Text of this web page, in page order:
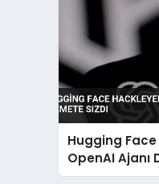
Hugging
OpenAI Ajanı
Sızdı